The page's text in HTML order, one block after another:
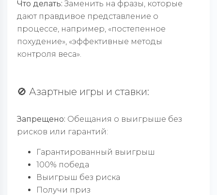
Что делать: Заменить на фразы, которые
дают правдивое представление о
процессе, например, «постепенное
похудение», «эффективные методы
контроля веса».
🚫 Азартные игры и ставки:
Запрещено: Обещания о выигрыше без
рисков или гарантий:
Гарантированный выигрыш
100% победа
Выигрыш без риска
Получи приз